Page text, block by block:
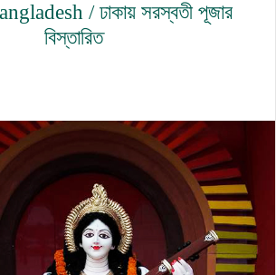
/ ঢাকায় সরস্বতী পূজার
বিস্তারিত